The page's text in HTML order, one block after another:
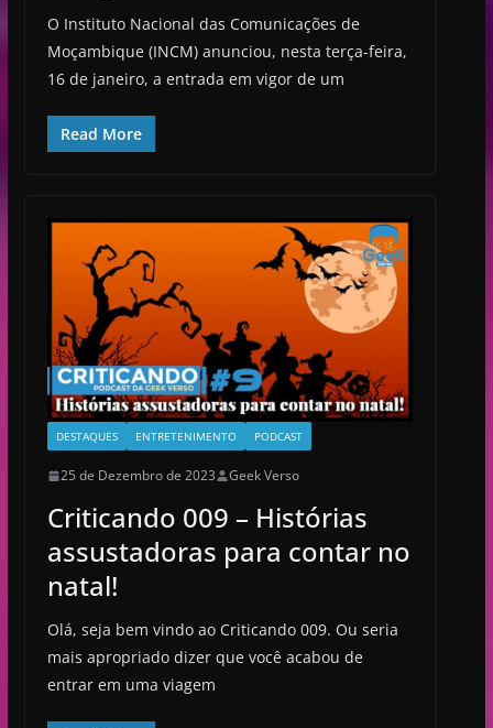
O Instituto Nacional das Comunicações de
Moçambique (INCM) anunciou, nesta terça-feira,
16 de janeiro, a entrada em vigor de um
Read More
DESTAQUES ENTRETENIMENTO PODCAST
25 de Dezembro de 2023 Geek Verso
Criticando 009 – Histórias
assustadoras para contar no
natal!
Olá, seja bem vindo ao Criticando 009. Ou seria
mais apropriado dizer que você acabou de
entrar em uma viagem